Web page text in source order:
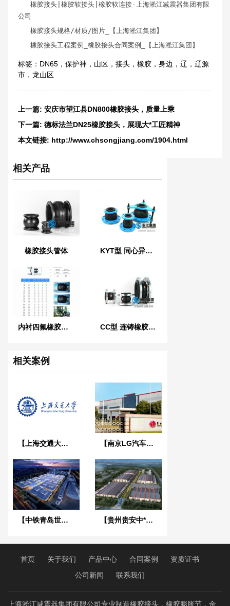
橡胶接头 |橡胶软接头|橡胶软连接-上海淞江减震器集团有限
公司
橡胶接头规格/材质/图片_【上海淞江集团】
橡胶接头工程案例
_橡胶接头合同案例_【上海淞江集团】
标签： DN65 ， 保护神 ， 山区 ， 接头 ， 橡胶 ， 身边 ， 辽 ， 辽源
市 ， 龙山区
上一篇: 安庆市望江县DN800橡胶接头，质量上乘
下一篇: 德标法兰DN25橡胶接头，展现大*工匠精神
本文链接: http://www.chsongjiang.com/1904.html
相关产品
橡胶接头管体 KYT型 同心异径橡胶接头
内衬四氟橡胶软接头 CC型 连铸橡胶软连接
相关案例
【上海交通大学】可曲挠橡胶接头合同 【南京LG汽车电厂二工厂管道工程】不锈钢金属软管合同
【中铁青岛世界博览城】金属软管合同 【贵州贵安中*联通云数据中心】弹簧减震器合同
首页 关于我们 产品中心 合同案例
资质证书
公司新闻
联系我们
上海淞江减震器集团有限公司专业制造橡胶接头，橡胶膨胀节，金